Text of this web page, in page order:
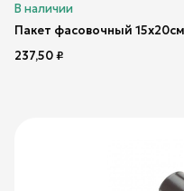
В наличии
Пакет фасовочный
237,50₽